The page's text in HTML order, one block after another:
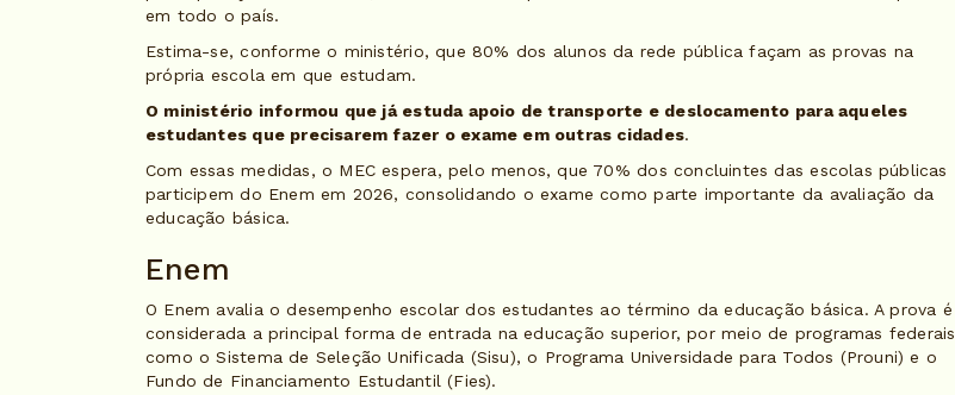
em todo o país.
Estima-se, conforme o ministério, que 80% dos alunos da rede pública façam as provas na
própria escola em que estudam.
O ministério informou que já estuda apoio de transporte e deslocamento para aqueles
estudantes que precisarem fazer o exame em outras cidades.
Com essas medidas, o MEC espera, pelo menos, que 70% dos concluintes das escolas públicas
participem do Enem em 2026, consolidando o exame como parte importante da avaliação da
educação básica.
Enem
O Enem avalia o desempenho escolar dos estudantes ao término da educação básica. A prova é
considerada a principal forma de entrada na educação superior, por meio de programas federais
como o Sistema de Seleção Unificada (Sisu), o Programa Universidade para Todos (Prouni) e o
Fundo de Financiamento Estudantil (Fies).